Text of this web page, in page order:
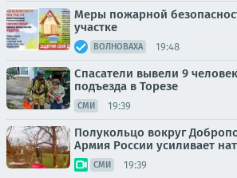
Меры пожарной
участке
ВОЛНОВАХА 19:48
Спасатели вывели 9
подъезда в Торезе
СМИ 19:39
Полукольцо вокруг
Армия России усиливает
СМИ 19:39